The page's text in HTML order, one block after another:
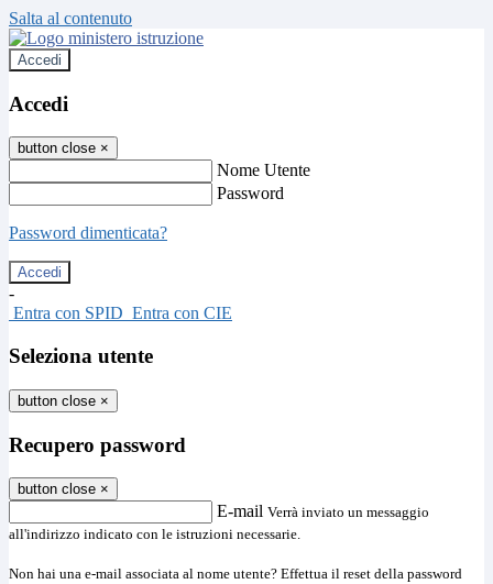
Salta al contenuto
Accedi
Accedi
button close ×
Nome Utente
Password
Password dimenticata?
-
Entra con SPID Entra con CIE
Seleziona utente
button close ×
Recupero password
button close ×
E-mail Verrà inviato un messaggio
all'indirizzo indicato con le istruzioni necessarie.
Non hai una e-mail associata al nome utente? Effettua il reset della password